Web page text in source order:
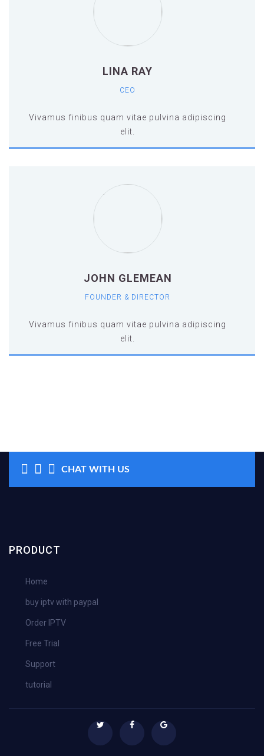
LINA RAY
CEO
Vivamus finibus quam vitae pulvina adipiscing
elit.
Vivamus finibus quam vitae pulvina adipiscing
pulvina adipiscing elit.vamus finibus quam
JOHN GLEMEAN
FOUNDER & DIRECTOR
Vivamus finibus quam vitae pulvina adipiscing
elit.
Vivamus finibus quam vitae pulvina adipiscing
CHAT WITH US
PRODUCT
Home
buy iptv with paypal
Order IPTV
Free Trial
Support
tutorial